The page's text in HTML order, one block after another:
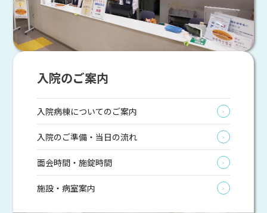
入院のご案内
入院病棟についてのご案内 ＞
入院のご準備・当日の流れ ＞
面会時間・施錠時間 ＞
施設・病室案内 ＞